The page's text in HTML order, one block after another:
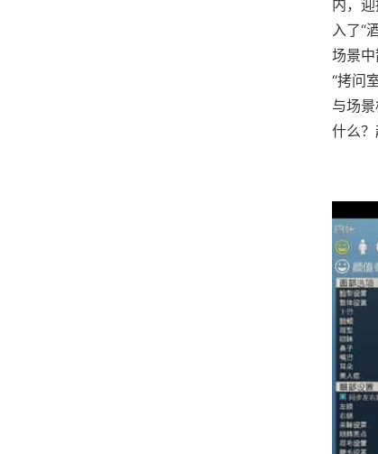
内，
入了“
场景中
“拷问
与场
什么？